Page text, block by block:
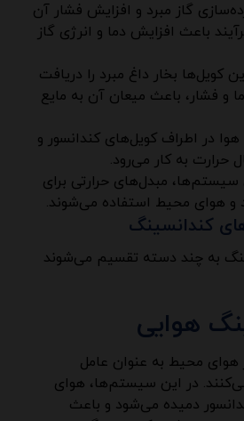
گاز مبرد و افزایش فشار آن
باعث افزایش دما و انرژی گاز
کویل‌ها بخار داغ مبرد را دریافت
و فشار، باعث میعان آن به مایع
هوا در اطراف کویل‌های کندانسور و
حرارت به کار می‌رود.
سیستم‌ها، مبدل‌های حرارتی برای
و هوای محیط استفاده می‌شوند.
کندانسینگ
به چند دسته تقسیم می‌شوند
محیط به عنوان عامل
در این سیستم‌ها، هوای
دمیده می‌شود و باعث